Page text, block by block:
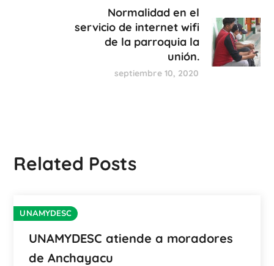
Normalidad en el
servicio de internet wifi
de la parroquia la
unión.
septiembre 10, 2020
Related Posts
UNAMYDESC
UNAMYDESC atiende a moradores
de Anchayacu